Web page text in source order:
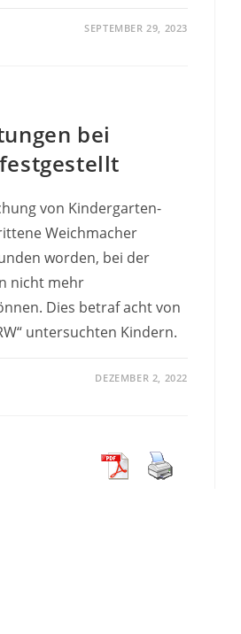
SEPTEMBER 29, 2023
bei
von Kindergarten-
Weichmacher
worden, bei der
nicht mehr
Dies betraf acht von
untersuchten Kindern.
DEZEMBER 2, 2022